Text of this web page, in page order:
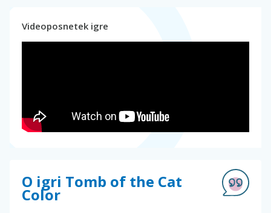
Videoposnetek igre
O igri Tomb of the Cat
Color